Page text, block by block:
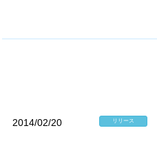
2014/02/20 リリース